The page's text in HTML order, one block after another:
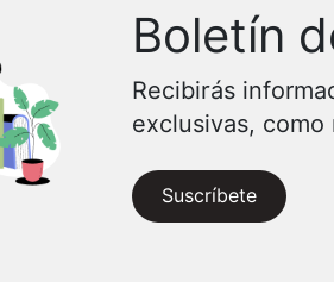
Boletín
Recibirás
exclusivas, como
Suscríbete